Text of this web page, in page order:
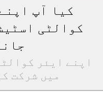
کیا آپ
کوالٹی
اپنے ایئر
میں شرکت